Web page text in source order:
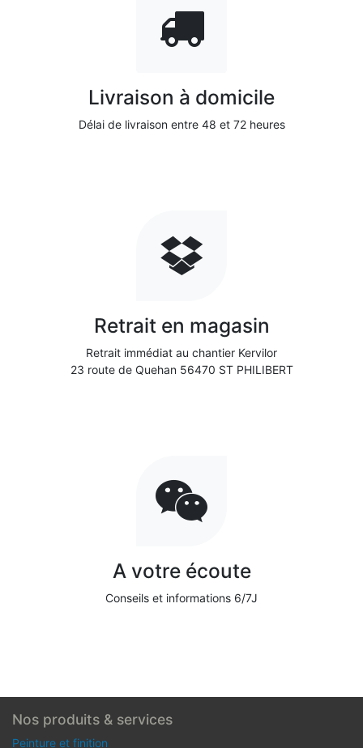
Livraison à domicile
Délai de livraison entre 48 et 72 heures
Retrait en magasin
Retrait immédiat au chantier Kervilor
23 route de Quehan 56470 ST PHILIBERT
A votre écoute
Conseils et informations 6/7J
Nos produits & services
Peinture et finition